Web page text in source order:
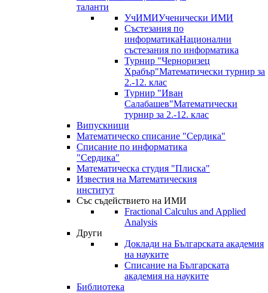
таланти
УчИМИУченически ИМИ
Състезания по
информатикаНационални
състезания по информатика
Турнир "Черноризец
Храбър"Математически турнир за
2.-12. клас
Турнир "Иван
Салабашев"Математически
турнир за 2.-12. клас
Випускници
Математическо списание "Сердика"
Списание по информатика
"Сердика"
Математическа студия "Плиска"
Известия на Математическия
институт
Със съдействието на ИМИ
Fractional Calculus and Applied
Analysis
Други
Доклади на Българската академия
на науките
Списание на Българската
академия на науките
Библиотека